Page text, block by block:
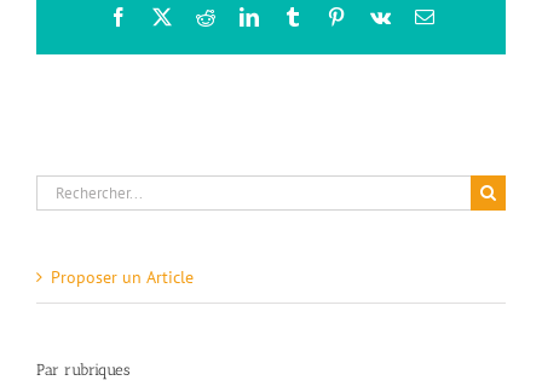
Facebook
X RedditLinkedInTumblrPinterest
Vk Email
Rechercher:
Proposer un Article
Par rubriques